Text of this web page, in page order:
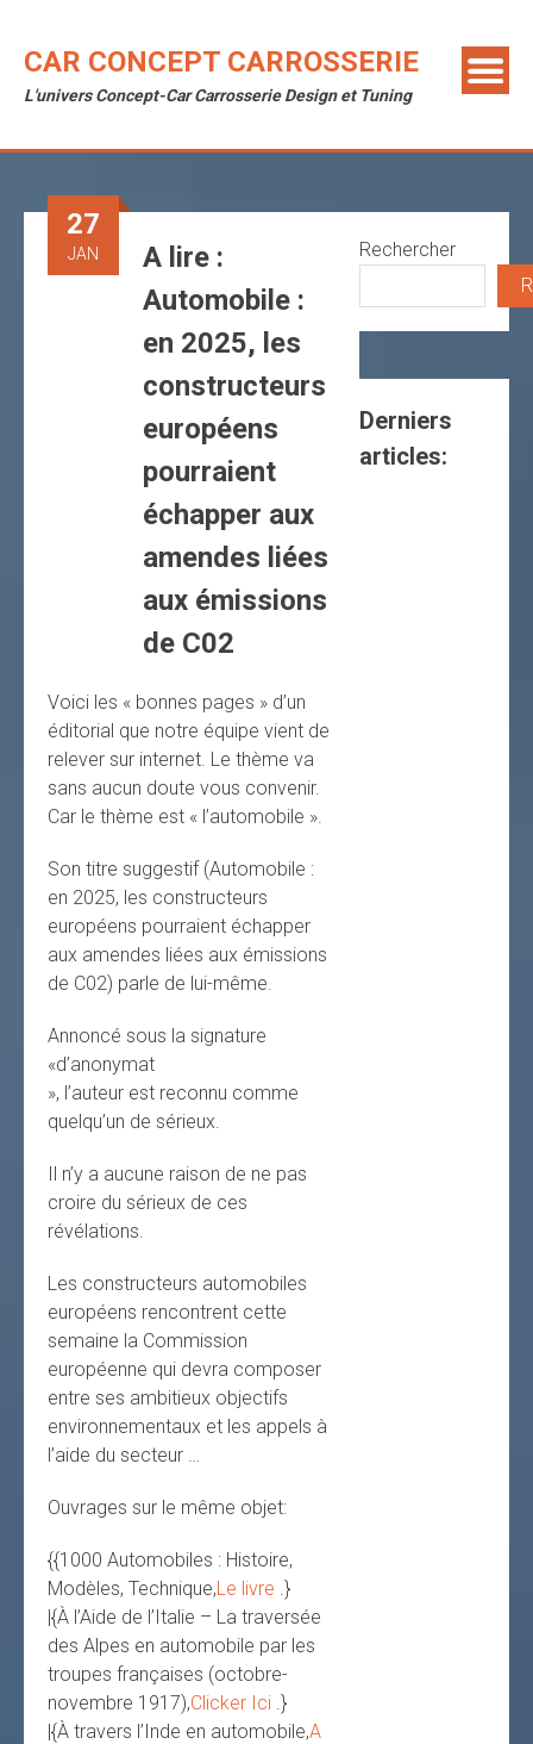
content
CAR CONCEPT CARROSSERIE
L'univers Concept-Car Carrosserie Design et Tuning
27
JAN
A lire :
Automobile :
en 2025, les
constructeurs
européens
pourraient
échapper aux
amendes liées
aux émissions
de C02
Voici les « bonnes pages » d’un
éditorial que notre équipe vient de
relever sur internet. Le thème va
sans aucun doute vous convenir.
Car le thème est « l’automobile ».
Son titre suggestif (Automobile :
en 2025, les constructeurs
européens pourraient échapper
aux amendes liées aux émissions
de C02) parle de lui-même.
Annoncé sous la signature
«d’anonymat
», l’auteur est reconnu comme
quelqu’un de sérieux.
Il n’y a aucune raison de ne pas
croire du sérieux de ces
révélations.
Les constructeurs automobiles
européens rencontrent cette
semaine la Commission
européenne qui devra composer
entre ses ambitieux objectifs
environnementaux et les appels à
l’aide du secteur …
Ouvrages sur le même objet:
{{1000 Automobiles : Histoire,
Modèles, Technique,Le livre .}
|{À l’Aide de l’Italie – La traversée
des Alpes en automobile par les
troupes françaises (octobre-
novembre 1917),Clicker Ici .}
|{À travers l’Inde en automobile,A
Rechercher
Derniers
articles: